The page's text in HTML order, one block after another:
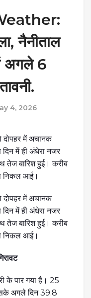
नैनीताल
अगले 6
4, 2026
दोपहर में अचानक
में ही अंधेरा नजर
बारिश हुई। करीब
निकल आई।
दोपहर में अचानक
में ही अंधेरा नजर
बारिश हुई। करीब
निकल आई।
के पार गया है। 25
अगले दिन 39.8